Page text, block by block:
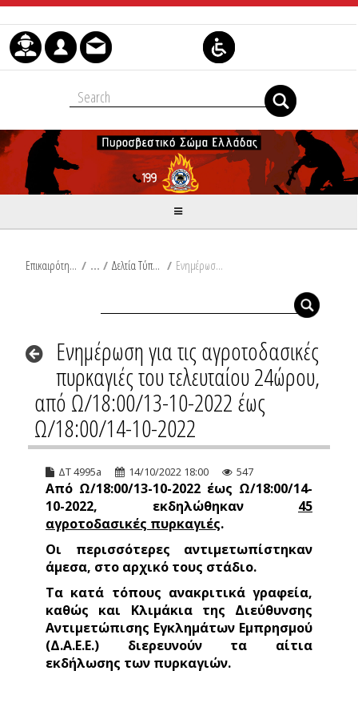
Μετάβαση στο περιεχόμενο
Επικαιρότητα / Δελτία Τύπου / Ενημέρωση για τις αγροτοδασικές πυρκαγιές του τελευταίου 24ώρου, από Ω/18:00/13-10-2022 έως Ω/18:00/14-10-2022
Ενημέρωση για τις αγροτοδασικές
πυρκαγιές του τελευταίου 24ώρου,
από Ω/18:00/13-10-2022 έως
Ω/18:00/14-10-2022
ΔΤ 4995a 14/10/2022 18:00 547
Από Ω/18:00/13-10-2022 έως Ω/18:00/14-
10-2022, εκδηλώθηκαν 45
αγροτοδασικές πυρκαγιές.
Οι περισσότερες αντιμετωπίστηκαν
άμεσα, στο αρχικό τους στάδιο.
Τα κατά τόπους ανακριτικά γραφεία,
καθώς και Κλιμάκια της Διεύθυνσης
Αντιμετώπισης Εγκλημάτων Εμπρησμού
(Δ.Α.Ε.Ε.) διερευνούν τα αίτια
εκδήλωσης των πυρκαγιών.